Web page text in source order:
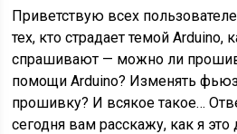
Приветствую всех
тех, кто страдает темой
спрашивают — можно ли
помощи Arduino? Изменять
прошивку? И всякое такое…
сегодня вам расскажу, как я это